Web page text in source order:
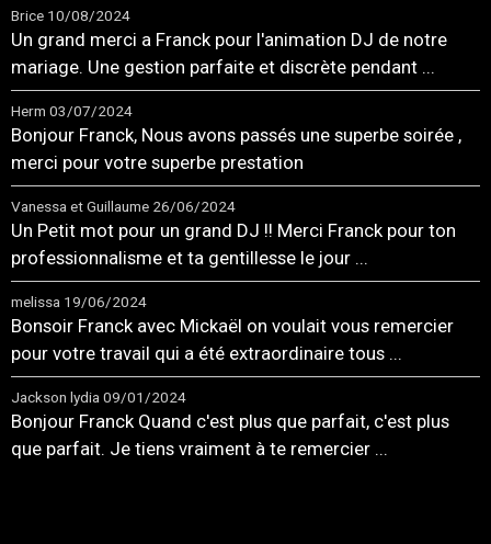
Brice 10/08/2024
Un grand merci a Franck pour l'animation DJ de notre
mariage. Une gestion parfaite et discrète pendant ...
Herm 03/07/2024
Bonjour Franck, Nous avons passés une superbe soirée ,
merci pour votre superbe prestation
Vanessa et Guillaume 26/06/2024
Un Petit mot pour un grand DJ !! Merci Franck pour ton
professionnalisme et ta gentillesse le jour ...
melissa 19/06/2024
Bonsoir Franck avec Mickaël on voulait vous remercier
pour votre travail qui a été extraordinaire tous ...
Jackson lydia 09/01/2024
Bonjour Franck Quand c'est plus que parfait, c'est plus
que parfait. Je tiens vraiment à te remercier ...